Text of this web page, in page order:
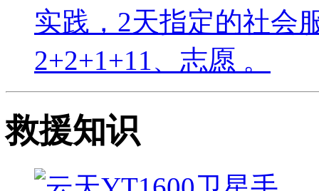
实践，2天指定的社会
2+2+1+11、志愿 。
救援知识